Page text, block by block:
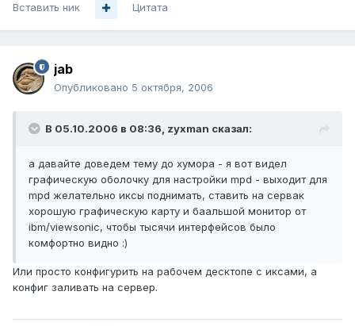
Вставить ник Цитата
jab
Опубликовано 5 октября, 2006
В 05.10.2006 в 08:36, zyxman сказал:
а давайте доведем тему до хумора - я вот видел
графическую оболочку для настройки mpd - выходит для
mpd желательно иксы поднимать, ставить на сервак
хорошую графическую карту и баальшой монитор от
ibm/viewsonic, чтобы тысячи интерфейсов было
комфортно видно :)
Или просто конфигурить на рабочем десктопе с иксами, а
конфиг заливать на сервер.